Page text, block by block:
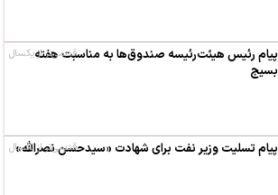
پیام رئیس هیئت‌رئیسه صندوق‌ها به مناسبت هفته
بسیج
قدیمی‌تر از یکسال
پیام تسلیت وزیر نفت برای شهادت «سیدحسن نصرالله»
قدیمی‌تر از یکسال